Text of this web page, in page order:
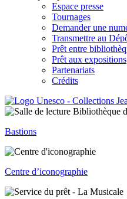
Espace presse
Tournages
Demander une
Transmettre au
Prêt entre
Prêt aux expositions
Partenariats
Crédits
Bastions
Centre d’iconographie